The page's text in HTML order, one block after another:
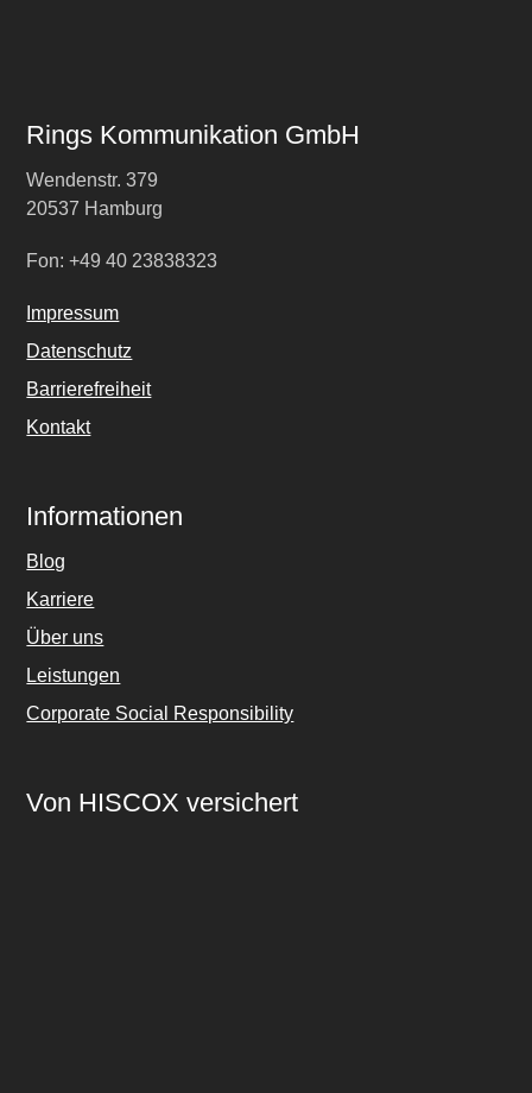
Rings Kommunikation GmbH
Wendenstr. 379
20537 Hamburg
Fon: +49 40 23838323
Impressum
Datenschutz
Barrierefreiheit
Kontakt
Informationen
Blog
Karriere
Über uns
Leistungen
Corporate Social Responsibility
Von HISCOX versichert